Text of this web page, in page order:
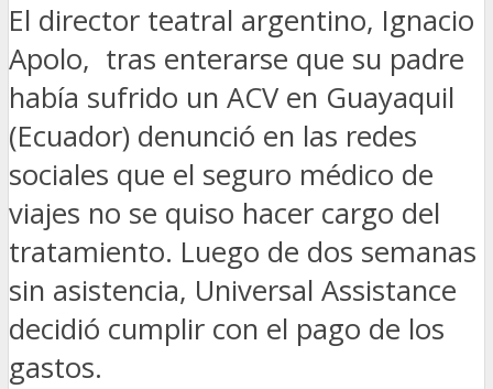
El director teatral argentino, Ignacio
Apolo, tras enterarse que su padre
había sufrido un ACV en Guayaquil
(Ecuador) denunció en las redes
sociales que el seguro médico de
viajes no se quiso hacer cargo del
tratamiento. Luego de dos semanas
sin asistencia, Universal Assistance
decidió cumplir con el pago de los
gastos.